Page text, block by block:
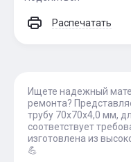
Распечатать
Ищете надежный
ремонта?
трубу 70х70х4,0 мм,
соответствует
изготовлена из
💪